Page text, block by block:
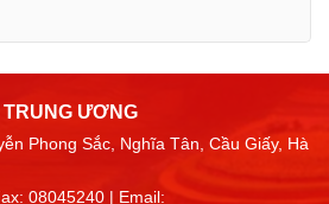
ƯƠNG
Phong Sắc, Nghĩa Tân, Cầu Giấy, Hà
08045240 | Email: